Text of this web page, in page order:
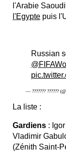
l'Arabie
l'Egypte puis
Russian
— ??????? ??????
La liste :
Gardiens :
Vladimir
(Zénith Saint-